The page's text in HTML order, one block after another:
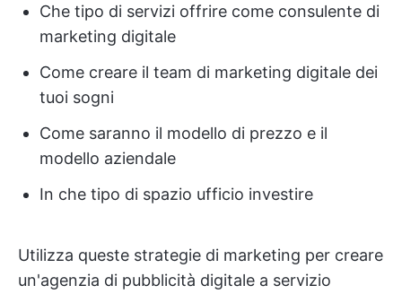
Che tipo di servizi offrire come consulente di
marketing digitale
Come creare il team di marketing digitale dei
tuoi sogni
Come saranno il modello di prezzo e il
modello aziendale
In che tipo di spazio ufficio investire
Utilizza queste strategie di marketing per creare
un'agenzia di pubblicità digitale a servizio